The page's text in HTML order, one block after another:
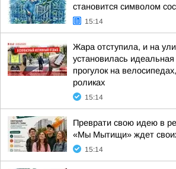
становится символом
15:14
Жара отступила, и на
установилась
прогулок на
роликах
15:14
Преврати свою идею в
«Мы Мытищи» ждет
15:14